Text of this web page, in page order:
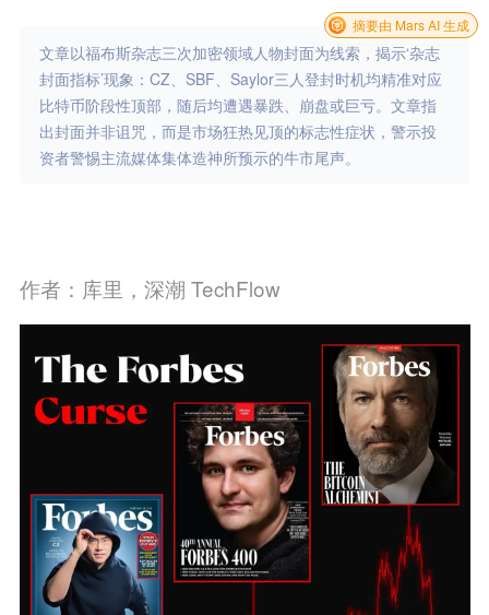
文章以福布斯杂志三次加密领域人物封面为线索，揭示‘杂志
封面指标’现象：CZ、SBF、Saylor三人登封时机均精准对应
比特币阶段性顶部，随后均遭遇暴跌、崩盘或巨亏。文章指
出封面并非诅咒，而是市场狂热见顶的标志性症状，警示投
资者警惕主流媒体集体造神所预示的牛市尾声。
摘要由 Mars AI 生成
作者：库里，深潮 TechFlow